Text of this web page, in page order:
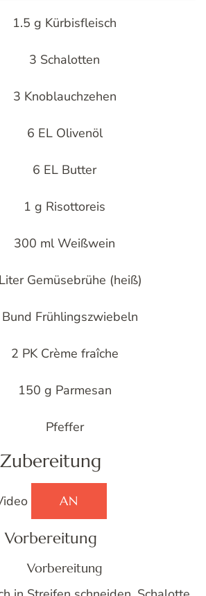
1.5 g Kürbisfleisch
3 Schalotten
3 Knoblauchzehen
6 ELOlivenöl
6 EL Butter
1 g Risottoreis
300 mlWeißwein
LiterGemüsebrühe (heiß)
Bund Frühlingszwiebeln
2 PKCrème fraîche
150 g Parmesan
Pfeffer
Zubereitung
AN
Vorbereitung
Vorbereitung